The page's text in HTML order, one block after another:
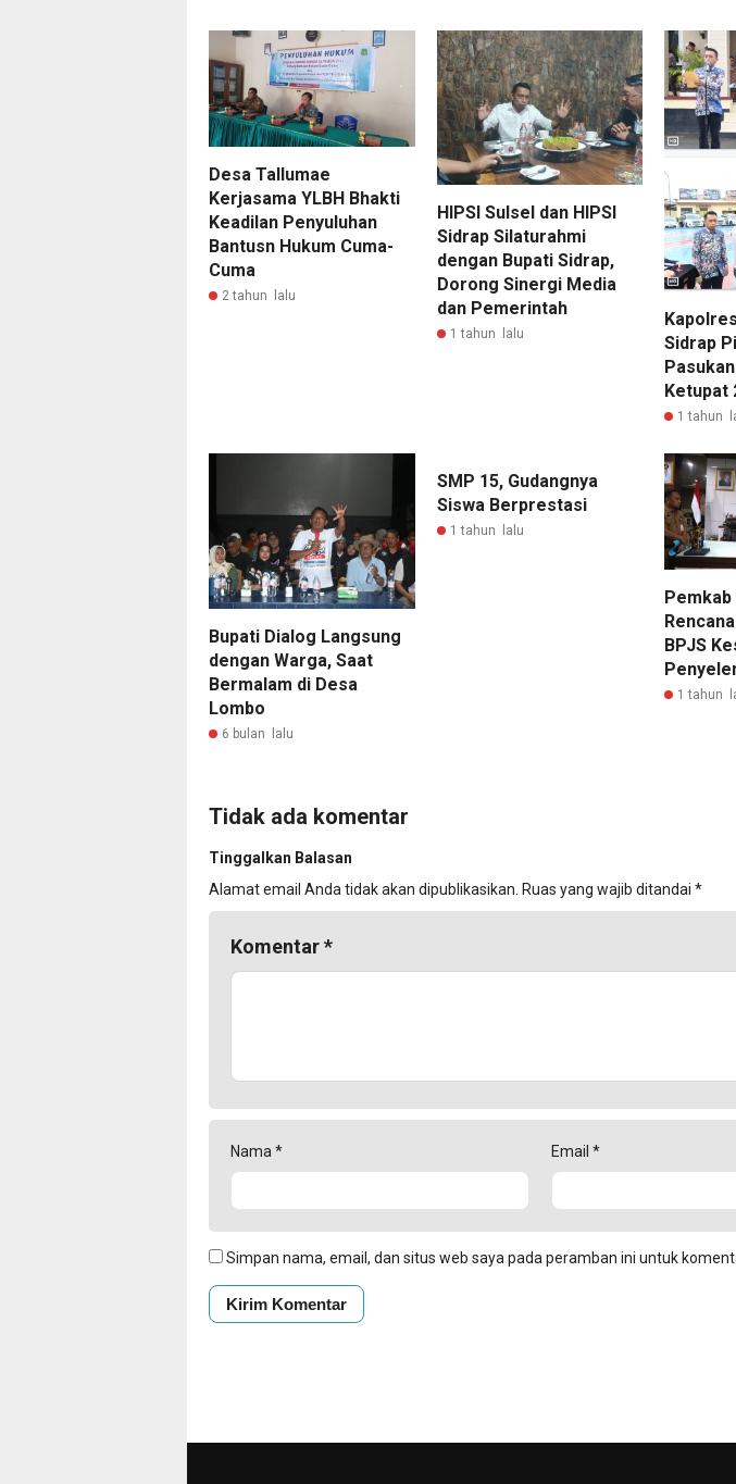
Desa Tallumae
Kerjasama YLBH Bhakti
Keadilan Penyuluhan
Bantusn Hukum Cuma-
Cuma
2 tahun lalu
HIPSI Sulsel dan HIPSI
Sidrap Silaturahmi
dengan Bupati Sidrap,
Dorong Sinergi Media
dan Pemerintah
1 tahun lalu
Sidrap
Ketupat
1 tahun
Bupati Dialog Langsung
dengan Warga, Saat
Bermalam di Desa
Lombo
6 bulan lalu
SMP 15, Gudangnya
Siswa Berprestasi
1 tahun lalu
BPJS
1 tahun
Tidak ada komentar
Tinggalkan Balasan
Alamat email Anda tidak akan dipublikasikan. Ruas yang wajib ditandai *
Komentar*
Nama * Email *
Simpan nama, email, dan situs web saya pada peramban ini untuk